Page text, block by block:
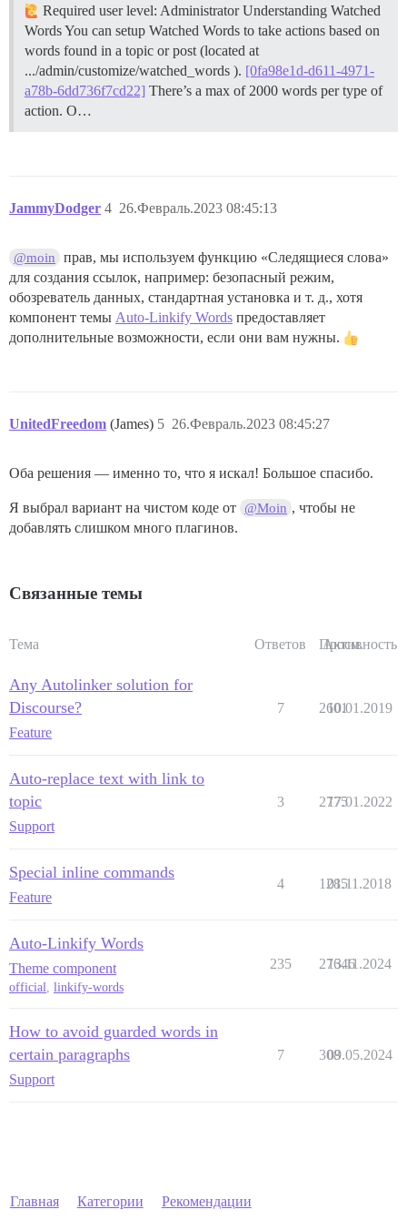
Required user level: AdministratorUnderstanding Watched
Words You can setup Watched Words to take actions based on
words found in a topic or post (located at
.../admin/customize/watched_words ). [0fa98e1d-d611-4971-
a78b-6dd736f7cd22] There’s a max of 2000 words per type of
action. O…
JammyDodger 26.Февраль.2023 08:45:13
4
@moin
прав, мы используем функцию «Следящиеся слова»
для создания ссылок, например: безопасный режим,
обозреватель данных, стандартная установка и т. д., хотя
компонент темы Auto-Linkify Words предоставляет
дополнительные возможности, если они вам нужны.
UnitedFreedom (James) 26.Февраль.2023 08:45:27
5
Оба решения — именно то, что я искал! Большое спасибо.
Я выбрал вариант на чистом коде от @Moin , чтобы не
добавлять слишком много плагинов.
Связанные темы
Тема Ответов Просм.
Активность
Any Autolinker solution for
Discourse?
Feature
7 2601
10.01.2019
Auto-replace text with link to
topic
Support
3 2775
17.01.2022
Special inline commands
Feature
4 1285
01.11.2018
Auto-Linkify Words
Theme component
official, linkify-words
235 27646
13.11.2024
How to avoid guarded words in
certain paragraphs
Support
7 308
09.05.2024
Главная Категории Рекомендации